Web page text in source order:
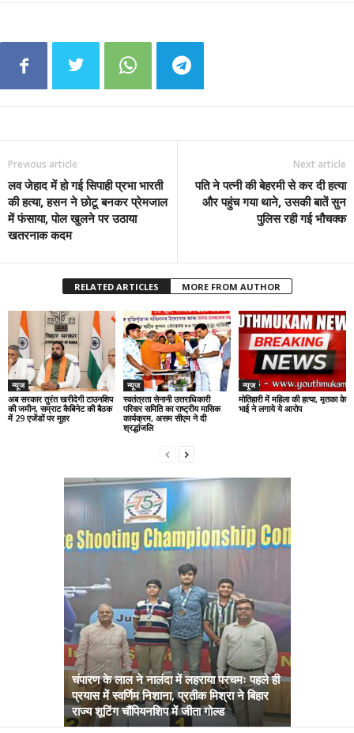
Previous article
लव जेहाद में हो गई सिपाही प्रभा भारती
की हत्या, हसन ने छोटू बनकर प्रेमजाल
में फंसाया, पोल खुलने पर उठाया
खतरनाक कदम
Next article
पति ने पत्नी की बेहरमी से कर दी हत्या
और पहुंच गया थाने, उसकी बातें सुन
पुलिस रही गई भौचक्क
RELATED ARTICLES MORE FROM AUTHOR
न्यूज
अब सरकार तुरंत खरीदेगी टाउनशिप
की जमीन, सम्राट कैबिनेट की बैठक
में 29 एजेंडों पर मुहर
न्यूज
स्वतंत्रता सेनानी उत्तराधिकारी
परिवार समिति का राष्ट्रीय मासिक
कार्यक्रम, असम सीएम ने दी
श्रद्धांजलि
न्यूज
मोतिहारी में महिला की हत्या, मृतका के
भाई ने लगाये ये आरोप
चंपारण के लाल ने नालंदा में लहराया परचमः पहले ही
प्रयास में स्वर्णिम निशाना, प्रतीक मिश्रा ने बिहार
राज्य शूटिंग चौंपियनशिप में जीता गोल्ड